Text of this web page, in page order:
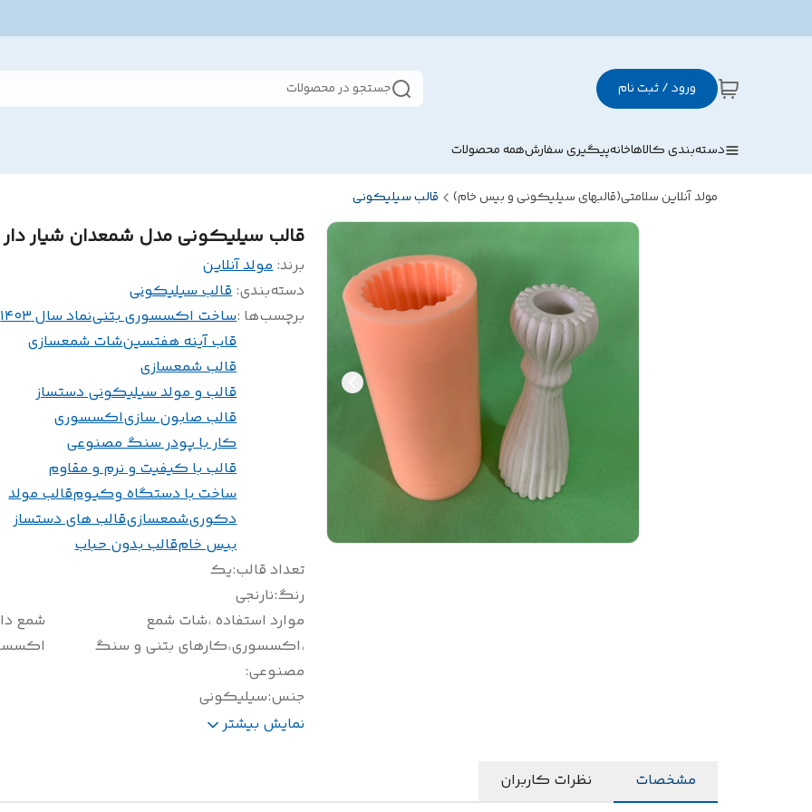
ورود / ثبت نام جستجو در محصولات
دسته‌بندی کالاهاخانهپیگیری سفارشهمه محصولات
مولد آنلاین سلامتی(قالبهای سیلیکونی و بیس خام) قالب سیلیکونی
قالب سیلیکونی مدل شمعدان شیار دار
برند:مولد آنلاین
دسته‌بندی:قالب سیلیکونی
برچسب‌ها :ساخت اکسسوری بتنینماد سال ۱۴۰۳
قاب آینه هفتسینشات شمعسازی
قالب شمعسازی
قالب و مولد سیلیکونی دستساز
قالب صابون سازیاکسسوری
کار با پودر سنگ مصنوعی
قالب با کیفیت و نرم و مقاوم
ساخت با دستگاه وکیومقالب مولد
دکوریشمعسازیقالب های دستساز
بیس خامقالب بدون حباب
تعداد قالب:یک
رنگ:نارنجی
موارد استفاده ،شات شمع
،اکسسوری،کارهای بتنی و سنگ
مصنوعی:
شمع
جنس:سیلیکونی
وزن(گرم):
600نمایش بیشتر
مشخصات نظرات کاربران